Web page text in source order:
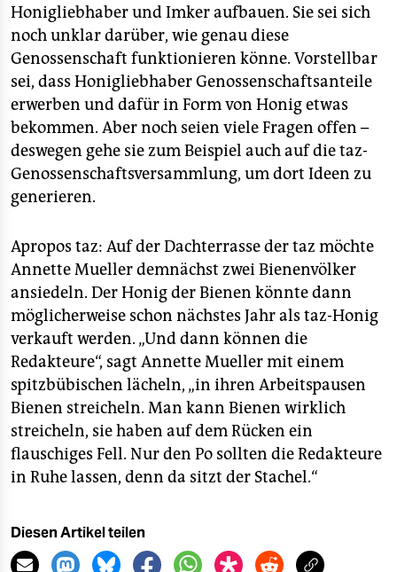
Honigliebhaber und Imker aufbauen. Sie sei sich
noch unklar darüber, wie genau diese
Genossenschaft funktionieren könne. Vorstellbar
sei, dass Honigliebhaber Genossenschaftsanteile
erwerben und dafür in Form von Honig etwas
bekommen. Aber noch seien viele Fragen offen –
deswegen gehe sie zum Beispiel auch auf die taz-
Genossenschaftsversammlung, um dort Ideen zu
generieren.
Apropos taz: Auf der Dachterrasse der taz möchte
Annette Mueller demnächst zwei Bienenvölker
ansiedeln. Der Honig der Bienen könnte dann
möglicherweise schon nächstes Jahr als taz-Honig
verkauft werden. „Und dann können die
Redakteure“, sagt Annette Mueller mit einem
spitzbübischen lächeln, „in ihren Arbeitspausen
Bienen streicheln. Man kann Bienen wirklich
streicheln, sie haben auf dem Rücken ein
flauschiges Fell. Nur den Po sollten die Redakteure
in Ruhe lassen, denn da sitzt der Stachel.“
Diesen Artikel teilen